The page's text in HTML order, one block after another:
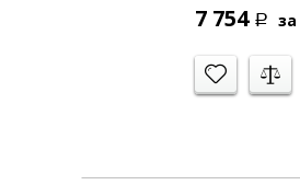
7 754 Р за